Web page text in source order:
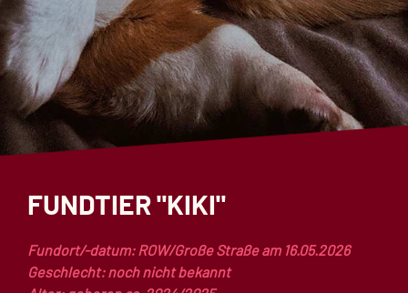
FUNDTIER "KIKI"
Fundort/-datum: ROW/Große Straße am 16.05.2026
Geschlecht: noch nicht bekannt